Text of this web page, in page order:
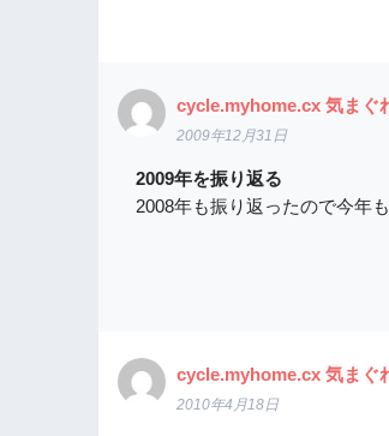
cycle.myhome.cx 気まぐ
2009年12月31日
2009年を振り返る
2008年も振り返ったので今年
cycle.myhome.cx 気まぐ
2010年4月18日